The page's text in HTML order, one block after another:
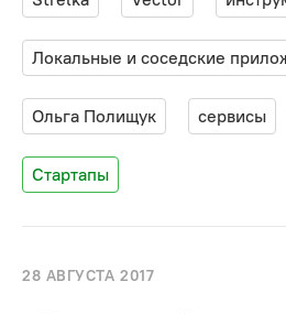
Локальные и соседские
Ольга Полищук сервисы
Стартапы
28 АВГУСТА 2017